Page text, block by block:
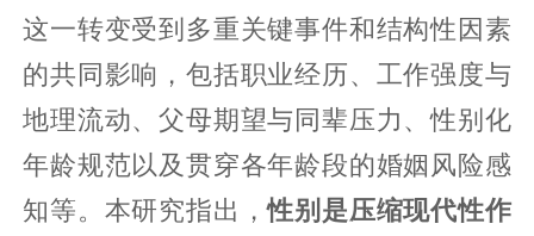
这一转变受到多重关键事件和结构性因素
的共同影响，包括职业经历、工作强度与
地理流动、父母期望与同辈压力、性别化
年龄规范以及贯穿各年龄段的婚姻风险感
知等。本研究指出，性别是压缩现代性作